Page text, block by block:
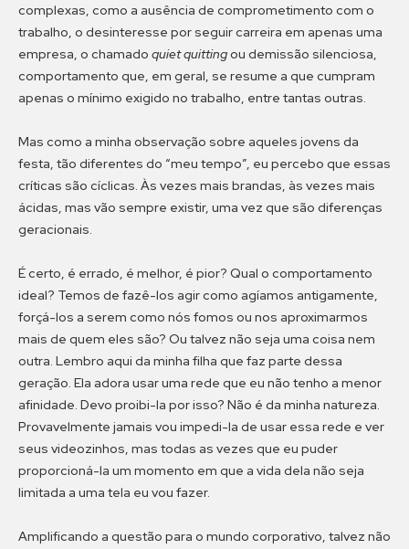
complexas, como a ausência de comprometimento com o
trabalho, o desinteresse por seguir carreira em apenas uma
empresa, o chamado quiet quittingou demissão silenciosa,
comportamento que, em geral, se resume a que cumpram
apenas o mínimo exigido no trabalho, entre tantas outras.
Mas como a minha observação sobre aqueles jovens da
festa, tão diferentes do “meu tempo”, eu percebo que essas
críticas são cíclicas. Às vezes mais brandas, às vezes mais
ácidas, mas vão sempre existir, uma vez que são diferenças
geracionais.
É certo, é errado, é melhor, é pior? Qual o comportamento
ideal? Temos de fazê-los agir como agíamos antigamente,
forçá-los a serem como nós fomos ou nos aproximarmos
mais de quem eles são? Ou talvez não seja uma coisa nem
outra. Lembro aqui da minha filha que faz parte dessa
geração. Ela adora usar uma rede que eu não tenho a menor
afinidade. Devo proibi-la por isso? Não é da minha natureza.
Provavelmente jamais vou impedi-la de usar essa rede e ver
seus videozinhos, mas todas as vezes que eu puder
proporcioná-la um momento em que a vida dela não seja
limitada a uma tela eu vou fazer.
Amplificando a questão para o mundo corporativo, talvez não